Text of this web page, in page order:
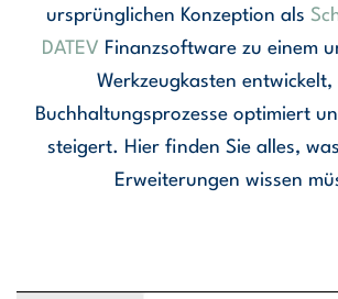
ursprünglichen Konzeption als
DATEV Finanzsoftware zu einem
Werkzeugkasten entwickelt,
Buchhaltungsprozesse optimiert
steigert. Hier finden Sie alles,
Erweiterungen wissen